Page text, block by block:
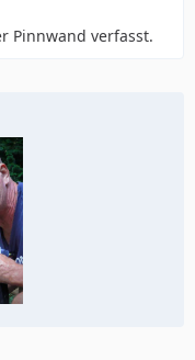
Pinnwand verfasst.